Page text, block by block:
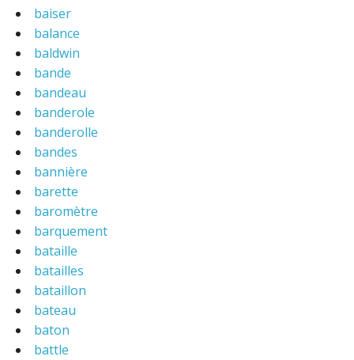
baiser
balance
baldwin
bande
bandeau
banderole
banderolle
bandes
bannière
barette
baromètre
barquement
bataille
batailles
bataillon
bateau
baton
battle